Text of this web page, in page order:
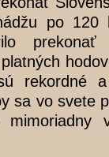
po 120
rekordné
sa vo svete